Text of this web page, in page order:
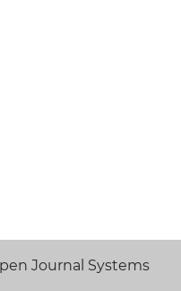
Journal Systems